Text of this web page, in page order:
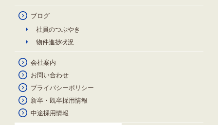
ブログ
社員のつぶやき
物件進捗状況
会社案内
お問い合わせ
プライバシーポリシー
新卒・既卒採用情報
中途採用情報